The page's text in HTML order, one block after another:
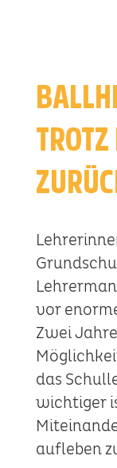
vor
Zwei
das
wichtiger
aufleben